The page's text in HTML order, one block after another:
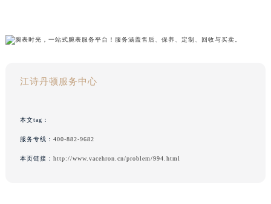
江诗丹顿服务中心
本文tag：
服务专线： 400-882-9682
本页链接： http://www.vacehron.cn/problem/994.html